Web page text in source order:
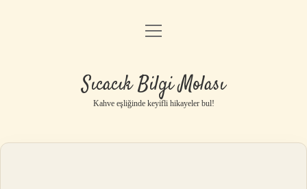
Anasayfa
Yasal Uyarı
menüyü
Sıcacık Bilgi Molası
Kahve eşliğinde keyifli hikayeler bul!